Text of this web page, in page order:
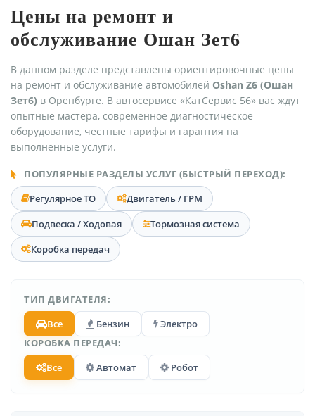
Цены на ремонт и
обслуживание Ошан Зет6
В данном разделе представлены ориентировочные цены
на ремонт и обслуживание автомобилей Oshan Z6 (Ошан
Зет6) в Оренбурге. В автосервисе «КатСервис 56» вас ждут
опытные мастера, современное диагностическое
оборудование, честные тарифы и гарантия на
выполненные услуги.
ПОПУЛЯРНЫЕ РАЗДЕЛЫ УСЛУГ (БЫСТРЫЙ ПЕРЕХОД):
Регулярное ТО
Двигатель / ГРМ
Подвеска / Ходовая
Тормозная система
Коробка передач
ТИП ДВИГАТЕЛЯ:
Все
Бензин
Электро
КОРОБКА ПЕРЕДАЧ:
Все
Автомат Робот